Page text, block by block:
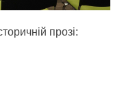
прозі: